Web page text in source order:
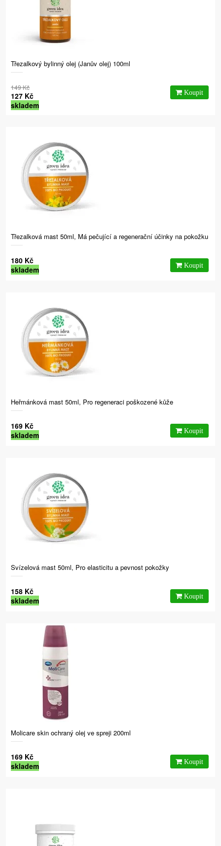
Třezalkový bylinný olej (Janův olej) 100ml
149 Kč
127 Kč
skladem
Třezalková mast 50ml, Má pečující a regenerační účinky na pokožku
180 Kč
skladem
Heřmánková mast 50ml, Pro regeneraci poškozené kůže
169 Kč
skladem
Svízelová mast 50ml, Pro elasticitu a pevnost pokožky
158 Kč
skladem
Molicare skin ochraný olej ve spreji 200ml
169 Kč
skladem